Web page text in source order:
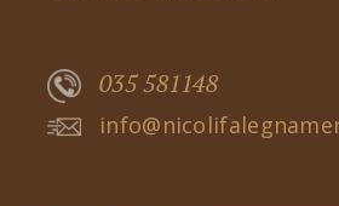
035 581148